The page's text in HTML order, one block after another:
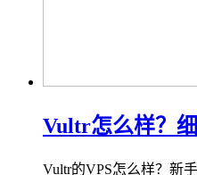
Vultr怎么样？
Vultr的VPS怎么样？新